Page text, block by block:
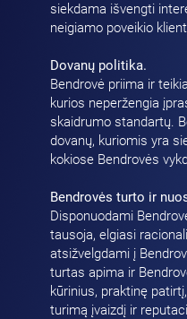
siekdama išvengti
neigiamo poveikio
Dovanų politika.
Bendrovė priima ir
kurios neperžengia
skaidrumo standartų.
dovanų, kuriomis yra
kokiose Bendrovės
Bendrovės turto ir
Disponuodami
tausoja, elgiasi
atsižvelgdami į
turtas apima ir
kūrinius, praktinę
turimą įvaizdį ir